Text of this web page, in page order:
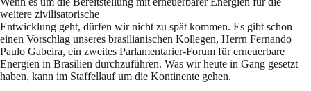
weitere zivilisatorische
Entwicklung geht, dürfen wir nicht zu spät kommen. Es gibt schon
einen Vorschlag unseres brasilianischen Kollegen, Herrn Fernando
Paulo Gabeira, ein zweites Parlamentarier-Forum für erneuerbare
Energien in Brasilien durchzuführen. Was wir heute in Gang gesetzt
haben, kann im Staffellauf um die Kontinente gehen.